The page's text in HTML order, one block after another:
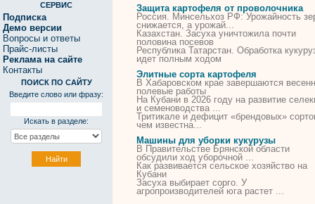
СЕРВИС
Подписка
Демо версии
Вопросы и ответы
Прайс-листы
Реклама на сайте
Контакты
ПОИСК ПО САЙТУ
Введите слово или фразу:
Искать в разделе:
Защита картофеля от проволочника
Россия. Минсельхоз РФ: Урожайность
снижается, а урожай...
Казахстан. Засуха уничтожила почти
половина посевов
Республика Татарстан. Обработка
идет полным ходом
Элитные сорта картофеля
В Хабаровском крае завершаются
полевые работы
На Кубани в 2026 году на развитие
и семеноводства ...
Тритикале и дефицит «брендовых»
чем известна...
Машины для уборки кукурузы
В Правительстве Брянской области
обсудили ход уборочной ...
Как развивается сельское хозяйство на
Кубани
Засуха выбирает сорго. У
агропроизводителей юга растет ...